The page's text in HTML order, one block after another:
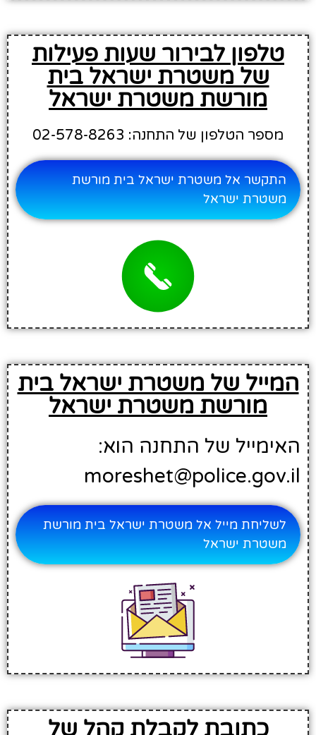
טלפון לבירור שעות פעילות
של משטרת ישראל בית
מורשת משטרת ישראל
מספר הטלפון של התחנה: 02-578-8263
התקשר אל משטרת ישראל בית מורשת
משטרת ישראל
המייל של משטרת ישראל בית
מורשת משטרת ישראל
האימייל של התחנה הוא:
moreshet@police.gov.il
לשליחת מייל אל משטרת ישראל בית מורשת
משטרת ישראל
כתובת לקבלת קהל של